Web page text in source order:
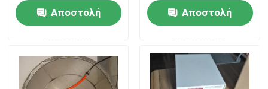
Σπίτι
Περίπου εμείς
Αποστολή
Αποστολή